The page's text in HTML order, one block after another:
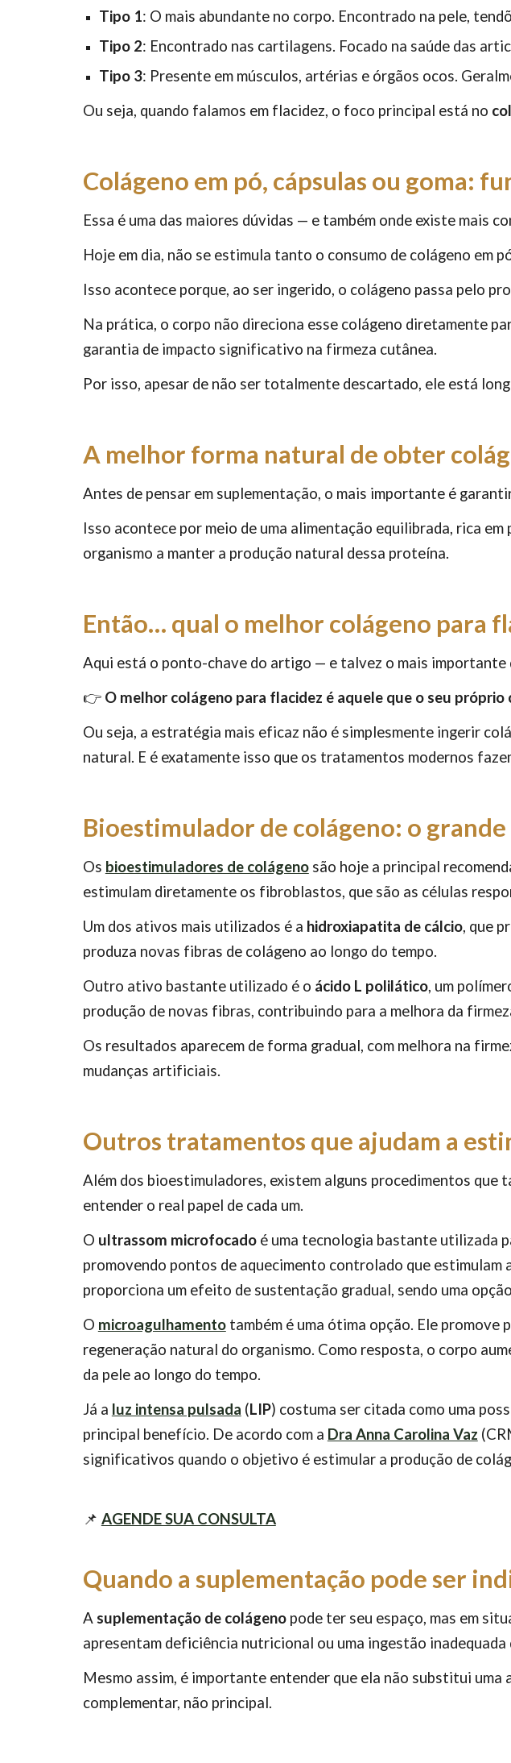
Tipo 1: O mais abundante no corpo. Encontrado na pele,
Tipo 2: Encontrado nas cartilagens. Focado na saúde das
Tipo 3: Presente em músculos, artérias e órgãos ocos.
Ou seja, quando falamos em flacidez, o foco principal está no
Colágeno em pó, cápsulas ou goma:
Essa é uma das maiores dúvidas — e também onde existe mais
Hoje em dia, não se estimula tanto o consumo de colágeno em
Isso acontece porque, ao ser ingerido, o colágeno passa pelo
Na prática, o corpo não direciona esse colágeno diretamente
garantia de impacto significativo na firmeza cutânea.
Por isso, apesar de não ser totalmente descartado, ele está
A melhor forma natural de obter
Antes de pensar em suplementação, o mais importante é
Isso acontece por meio de uma alimentação equilibrada, rica
organismo a manter a produção natural dessa proteína.
Então… qual o melhor colágeno para
Aqui está o ponto-chave do artigo — e talvez o mais importante
👉 O melhor colágeno para flacidez é aquele que o seu próprio
Ou seja, a estratégia mais eficaz não é simplesmente ingerir
natural. E é exatamente isso que os tratamentos modernos
Bioestimulador de colágeno: o
Os bioestimuladores de colágenosão hoje a principal
estimulam diretamente os fibroblastos, que são as células
Um dos ativos mais utilizados é a hidroxiapatita de cálcio, que
produza novas fibras de colágeno ao longo do tempo.
Outro ativo bastante utilizado é o ácido L polilático, um
produção de novas fibras, contribuindo para a melhora da
Os resultados aparecem de forma gradual, com melhora na
mudanças artificiais.
Outros tratamentos que ajudam a
Além dos bioestimuladores, existem alguns procedimentos
entender o real papel de cada um.
O ultrassom microfocadoé uma tecnologia bastante utilizada
promovendo pontos de aquecimento controlado que estimulam
proporciona um efeito de sustentação gradual, sendo uma
O microagulhamentotambém é uma ótima opção. Ele promove
regeneração natural do organismo. Como resposta, o corpo
da pele ao longo do tempo.
Já a luz intensa pulsada (LIP) costuma ser citada como uma
principal benefício. De acordo com a Dra Anna Carolina Vaz
significativos quando o objetivo é estimular a produção de
📌 AGENDE SUA CONSULTA
Quando a suplementação pode ser
A suplementação de colágenopode ter seu espaço, mas em
apresentam deficiência nutricional ou uma ingestão inadequada
Mesmo assim, é importante entender que ela não substitui
complementar, não principal.